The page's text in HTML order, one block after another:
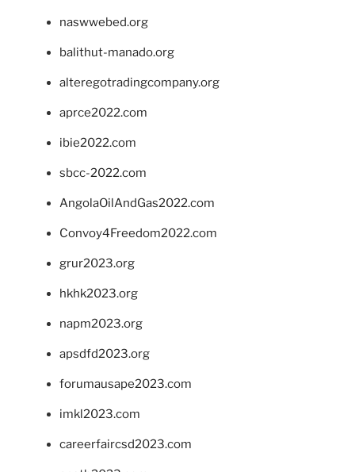
naswwebed.org
balithut-manado.org
alteregotradingcompany.org
aprce2022.com
ibie2022.com
sbcc-2022.com
AngolaOilAndGas2022.com
Convoy4Freedom2022.com
grur2023.org
hkhk2023.org
napm2023.org
apsdfd2023.org
forumausape2023.com
imkl2023.com
careerfaircsd2023.com